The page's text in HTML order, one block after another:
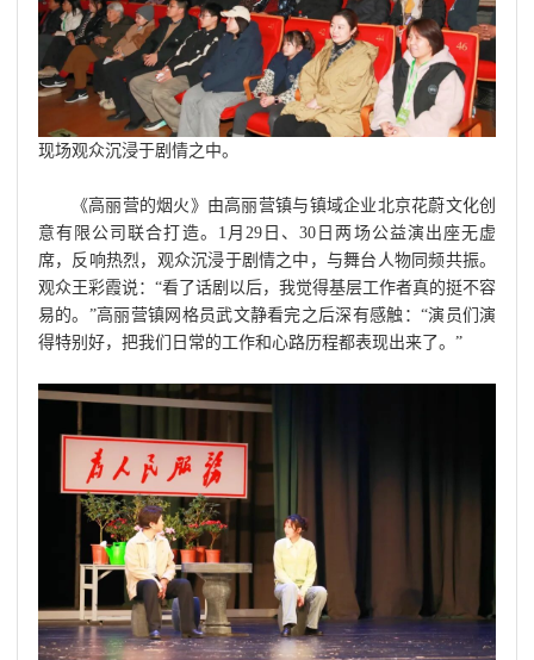
现场观众沉浸于剧情之中。
《高丽营的烟火》由高丽营镇与镇域企业北京花蔚文化创
意有限公司联合打造。1月29日、30日两场公益演出座无虚
席，反响热烈，观众沉浸于剧情之中，与舞台人物同频共振。
观众王彩霞说：“看了话剧以后，我觉得基层工作者真的挺不容
易的。”高丽营镇网格员武文静看完之后深有感触：“演员们演
得特别好，把我们日常的工作和心路历程都表现出来了。”